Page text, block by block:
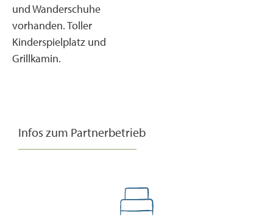
und Wanderschuhe
vorhanden. Toller
Kinderspielplatz und
Grillkamin.
Infos zum Partnerbetrieb